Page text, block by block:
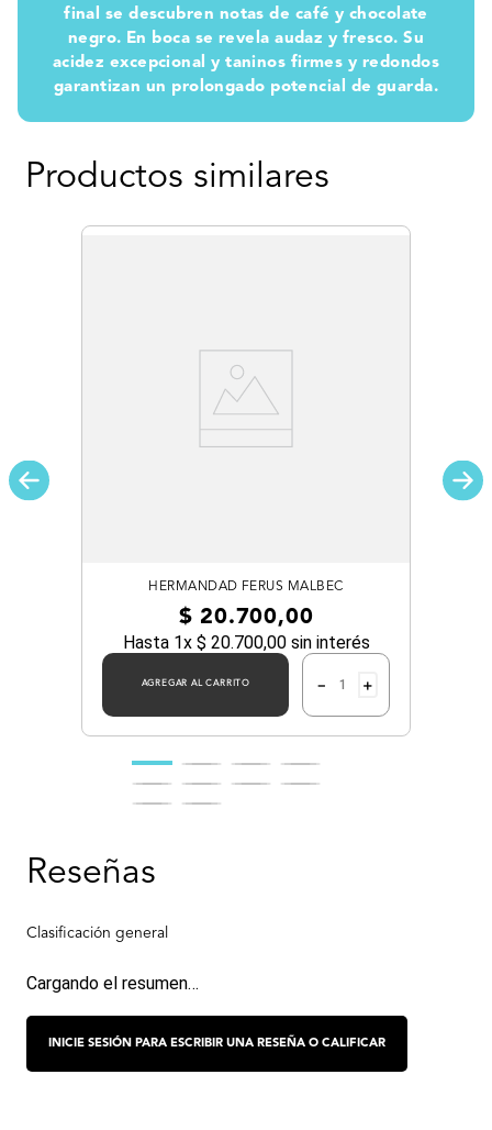
final se descubren notas de café y chocolate
negro. En boca se revela audaz y fresco. Su
acidez excepcional y taninos firmes y redondos
garantizan un prolongado potencial de guarda.
Productos similares
HERMANDAD FERUS MALBEC
$ 20.700,00
Hasta 1x $ 20.700,00sin interés
AGREGAR AL CARRITO ＋
－
Cargando el resumen…